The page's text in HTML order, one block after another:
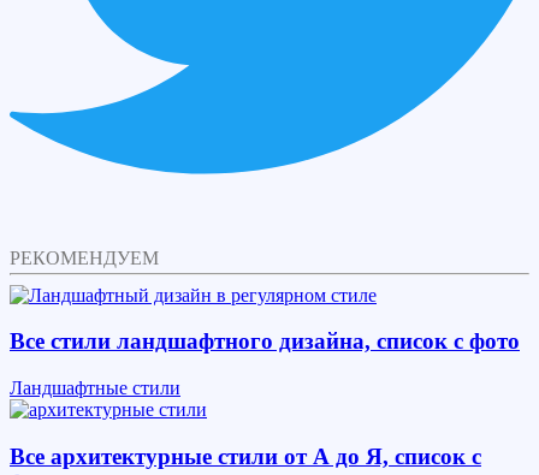
РЕКОМЕНДУЕМ
Все стили ландшафтного дизайна, список с фото
Ландшафтные стили
Все архитектурные стили от А до Я, список с